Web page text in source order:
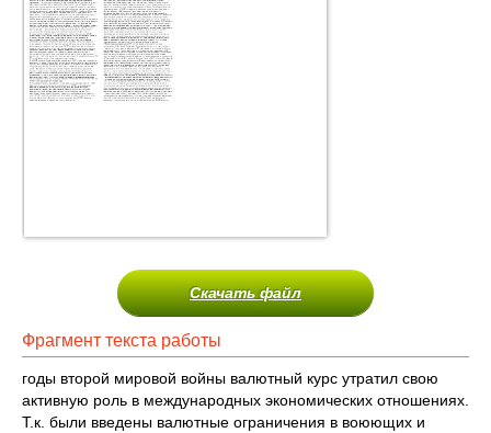
Скачать файл
Фрагмент текста работы
годы второй мировой войны валютный курс утратил свою
активную роль в международных экономических отношениях.
Т.к. были введены валютные ограничения в воюющих и